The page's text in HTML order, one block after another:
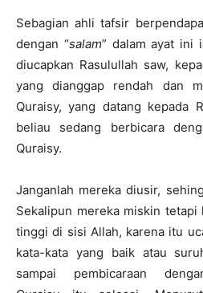
Sebagian ahli tafsir
dengan “salam” dalam ayat ini
diucapkan Rasulullah saw,
yang dianggap rendah dan
Quraisy, yang datang kepada
beliau sedang berbicara
Quraisy.
Janganlah mereka diusir,
Sekalipun mereka miskin tetapi
tinggi di sisi Allah, karena itu
kata-kata yang baik atau
sampai pembicaraan